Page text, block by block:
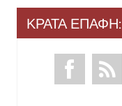
ΚΡΑΤΑ ΕΠΑΦΗ: